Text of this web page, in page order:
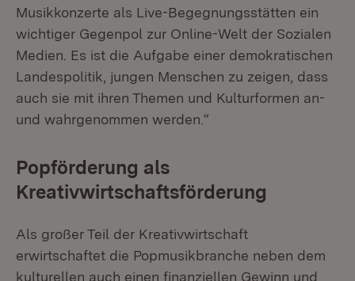
Musikkonzerte als Live-Begegnungsstätten ein
wichtiger Gegenpol zur Online-Welt der Sozialen
Medien. Es ist die Aufgabe einer demokratischen
Landespolitik, jungen Menschen zu zeigen, dass
auch sie mit ihren Themen und Kulturformen an-
und wahrgenommen werden.“
Popförderung als
Kreativwirtschaftsförderung
Als großer Teil der Kreativwirtschaft
erwirtschaftet die Popmusikbranche neben dem
kulturellen auch einen finanziellen Gewinn und